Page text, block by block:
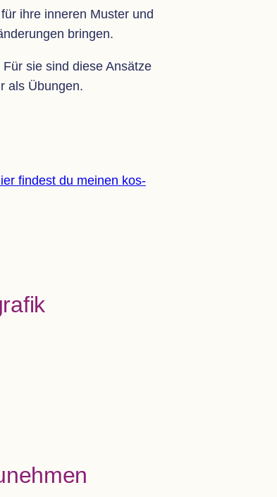
ihre inne­ren Mus­ter und
bringen.
sie sind diese Ansätze
als Übungen.
fin­dest du mei­nen kos­